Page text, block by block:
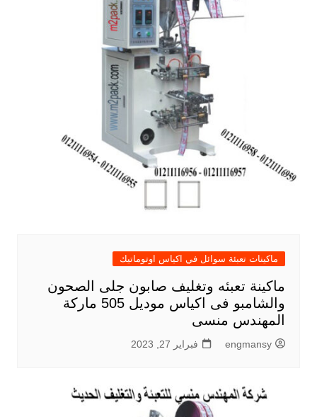
ماكينات تعبئة سوائل في اكياس اوتوماتيك
ماكينة تعبئه وتغليف صابون جلى الصحون
والشامبو فى اكياس موديل 505 ماركة
المهندس منسى
engmansy فبراير 27, 2023